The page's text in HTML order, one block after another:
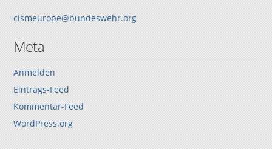
cismeurope@bundeswehr.org
Meta
Anmelden
Eintrags-Feed
Kommentar-Feed
WordPress.org